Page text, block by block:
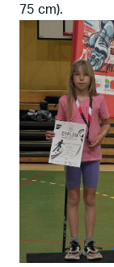
75 cm).